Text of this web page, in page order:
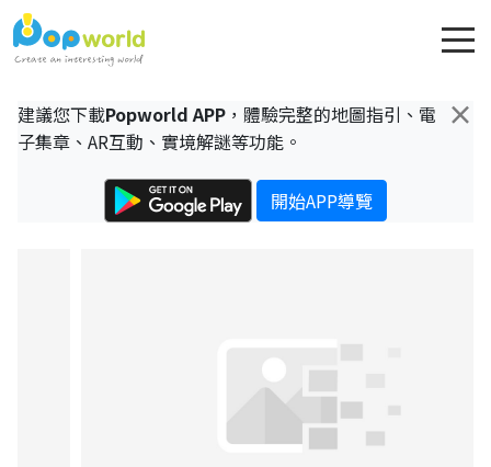
×
建議您下載Popworld APP ，體驗完整的地圖指引、電
子集章、AR互動、實境解謎等功能。
開始APP導覽